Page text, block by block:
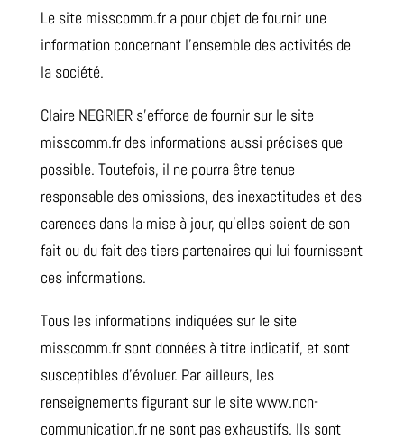
Le site misscomm.fr a pour objet de fournir une
information concernant l’ensemble des activités de
la société.
Claire NEGRIER s’efforce de fournir sur le site
misscomm.fr des informations aussi précises que
possible. Toutefois, il ne pourra être tenue
responsable des omissions, des inexactitudes et des
carences dans la mise à jour, qu’elles soient de son
fait ou du fait des tiers partenaires qui lui fournissent
ces informations.
Tous les informations indiquées sur le site
misscomm.fr sont données à titre indicatif, et sont
susceptibles d’évoluer. Par ailleurs, les
renseignements figurant sur le site www.ncn-
communication.fr ne sont pas exhaustifs. Ils sont